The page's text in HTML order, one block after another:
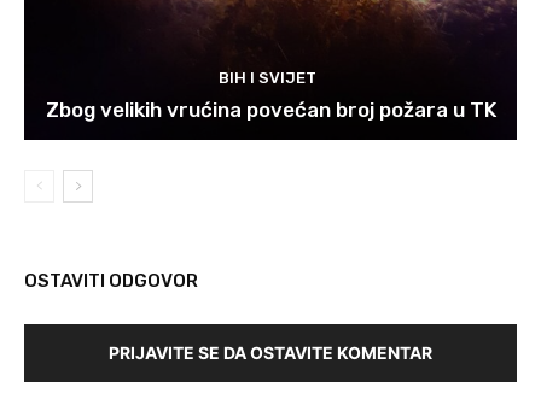
BIH I SVIJET
Zbog velikih vrućina povećan broj požara u TK
OSTAVITI ODGOVOR
PRIJAVITE SE DA OSTAVITE KOMENTAR